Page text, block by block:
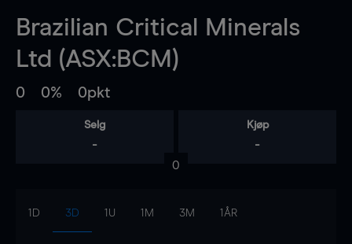
Brazilian Critical Minerals
Ltd (ASX:BCM)
0 0% 0pkt
Selg
-
Kjøp
-
0
1D 3D 1U 1M 3M 1ÅR